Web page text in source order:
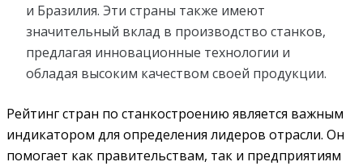
и Бразилия. Эти страны также имеют
значительный вклад в производство станков,
предлагая инновационные технологии и
обладая высоким качеством своей продукции.
Рейтинг стран по станкостроению является важным
индикатором для определения лидеров отрасли. Он
помогает как правительствам, так и предприятиям